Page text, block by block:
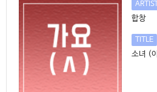
ARTIST
합창
TITLE
소녀 (